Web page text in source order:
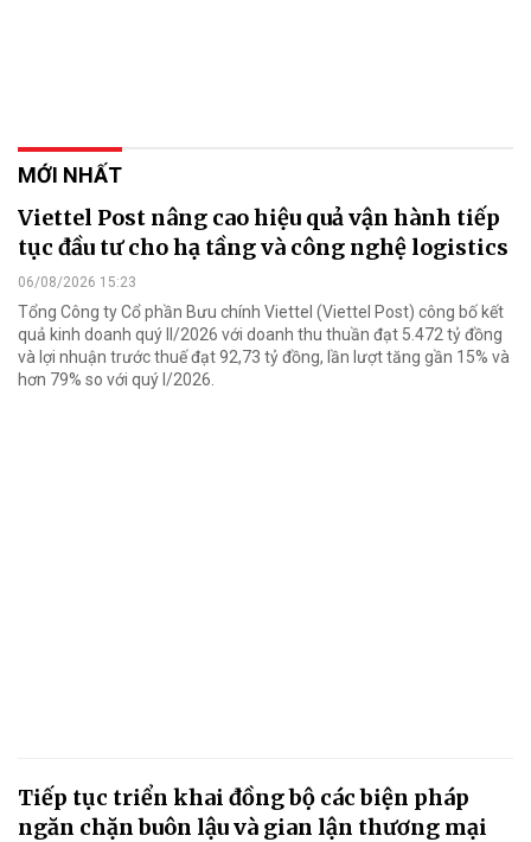
MỚI NHẤT
Viettel Post nâng cao hiệu quả vận hành tiếp
tục đầu tư cho hạ tầng và công nghệ logistics
06/08/2026 15:23
Tổng Công ty Cổ phần Bưu chính Viettel (Viettel Post) công bố kết
quả kinh doanh quý II/2026 với doanh thu thuần đạt 5.472 tỷ đồng
và lợi nhuận trước thuế đạt 92,73 tỷ đồng, lần lượt tăng gần 15% và
hơn 79% so với quý I/2026.
Tiếp tục triển khai đồng bộ các biện pháp
ngăn chặn buôn lậu và gian lận thương mại